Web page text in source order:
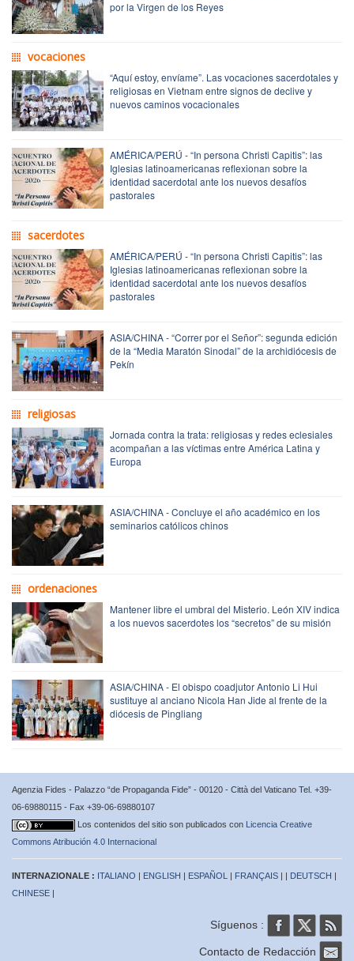
por la Virgen de los Reyes
vocaciones
“Aquí estoy, envíame”. Las vocaciones sacerdotales y
religiosas en Vietnam entre signos de declive y
nuevos caminos vocacionales
AMÉRICA/PERÚ - “In persona Christi Capitis”: las
Iglesias latinoamericanas reflexionan sobre la
identidad sacerdotal ante los nuevos desafíos
pastorales
sacerdotes
AMÉRICA/PERÚ - “In persona Christi Capitis”: las
Iglesias latinoamericanas reflexionan sobre la
identidad sacerdotal ante los nuevos desafíos
pastorales
ASIA/CHINA - “Correr por el Señor”: segunda edición
de la “Media Maratón Sinodal” de la archidiócesis de
Pekín
religiosas
Jornada contra la trata: religiosas y redes eclesiales
acompañan a las víctimas entre América Latina y
Europa
ASIA/CHINA - Concluye el año académico en los
seminarios católicos chinos
ordenaciones
Mantener libre el umbral del Misterio. León XIV indica
a los nuevos sacerdotes los “secretos” de su misión
ASIA/CHINA - El obispo coadjutor Antonio Li Hui
sustituye al anciano Nicola Han Jide al frente de la
diócesis de Pingliang
Agenzia Fides - Palazzo “de Propaganda Fide” - 00120 - Città del Vaticano Tel. +39-
06-69880115 - Fax +39-06-69880107
Los contenidos del sitio son publicados con Licencia Creative
Commons Atribución 4.0 Internacional
INTERNAZIONALE : ITALIANO | ENGLISH | ESPAÑOL | FRANÇAIS | | DEUTSCH |
CHINESE |
Síguenos :
Contacto de Redacción